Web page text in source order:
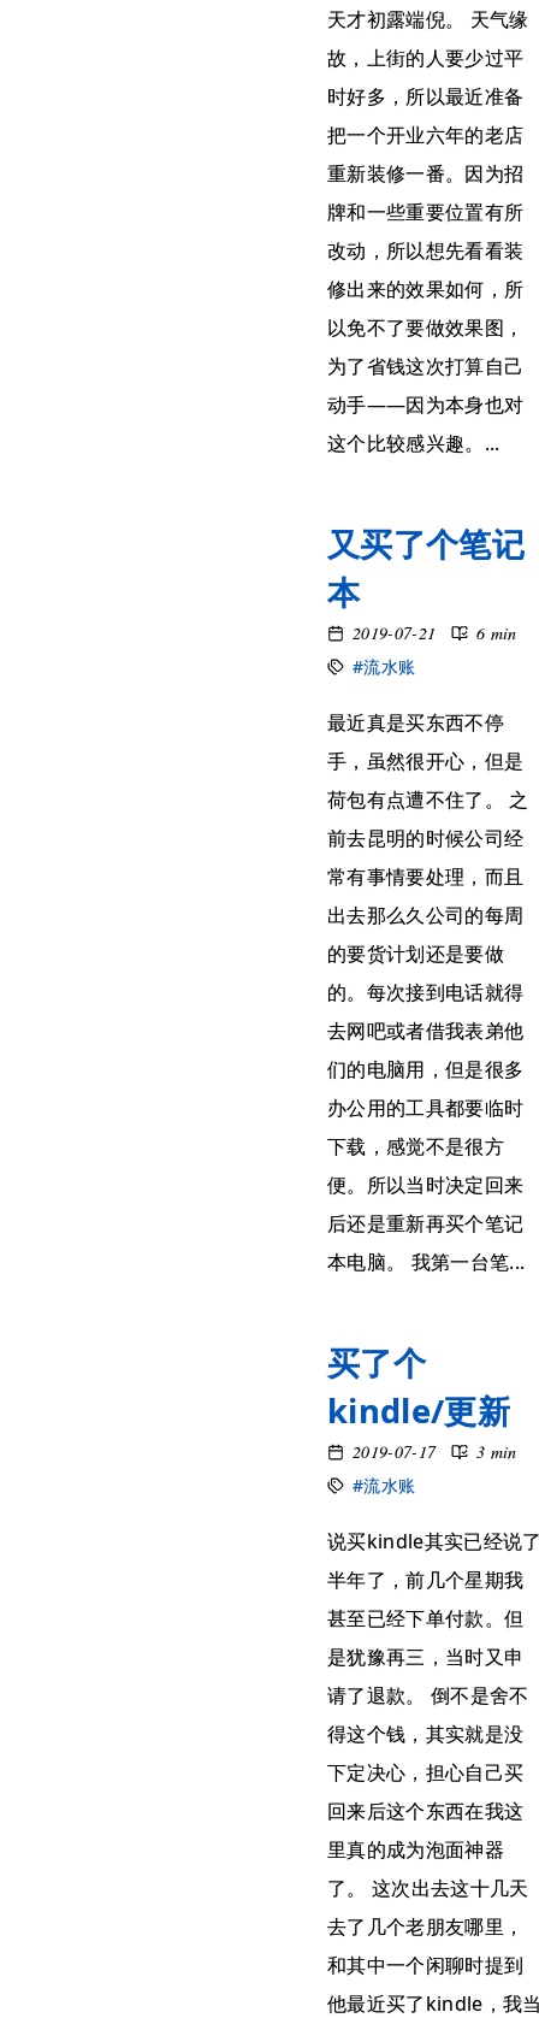
天才初露端倪。 天气缘
故，上街的人要少过平
时好多，所以最近准备
把一个开业六年的老店
重新装修一番。因为招
牌和一些重要位置有所
改动，所以想先看看装
修出来的效果如何，所
以免不了要做效果图，
为了省钱这次打算自己
动手——因为本身也对
这个比较感兴趣。...
又买了个笔记
本
2019-07-21
6 min
#流水账
最近真是买东西不停
手，虽然很开心，但是
荷包有点遭不住了。 之
前去昆明的时候公司经
常有事情要处理，而且
出去那么久公司的每周
的要货计划还是要做
的。每次接到电话就得
去网吧或者借我表弟他
们的电脑用，但是很多
办公用的工具都要临时
下载，感觉不是很方
便。所以当时决定回来
后还是重新再买个笔记
本电脑。 我第一台笔...
买了个
kindle/更新
2019-07-17
3 min
#流水账
说买kindle其实已经说
半年了，前几个星期我
甚至已经下单付款。但
是犹豫再三，当时又申
请了退款。 倒不是舍不
得这个钱，其实就是没
下定决心，担心自己买
回来后这个东西在我这
里真的成为泡面神器
了。 这次出去这十几天
去了几个老朋友哪里，
和其中一个闲聊时提到
他最近买了kindle，我